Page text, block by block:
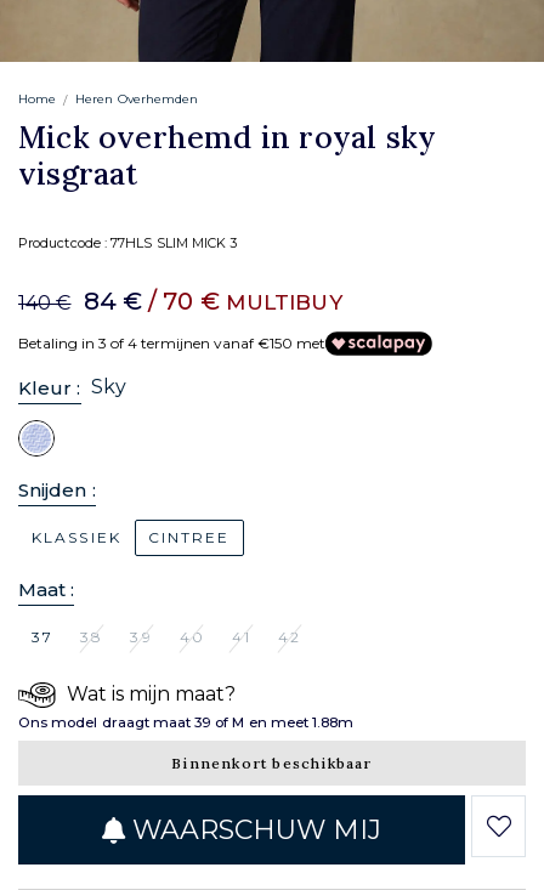
Home Heren Overhemden
Mick overhemd in royal sky
visgraat
Productcode :77HLS SLIM MICK 3
140 € 84 € / 70 € MULTIBUY
Betaling in 3 of 4 termijnen vanaf €150 met
Kleur : Sky
Snijden :
KLASSIEK CINTREE
Maat :
37 38 39 40 41 42
Wat is mijn maat?
Ons model draagt maat 39 of M en meet 1.88m
Binnenkort beschikbaar
WAARSCHUW MIJ